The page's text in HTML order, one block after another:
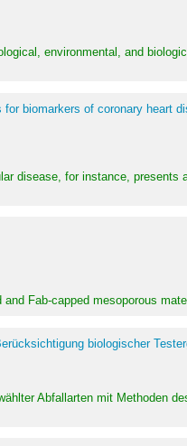
environmental, and
biomarkers of coronary heart
disease, for instance,
Fab-capped mesoporous
biologischer
Abfallarten mit Methoden